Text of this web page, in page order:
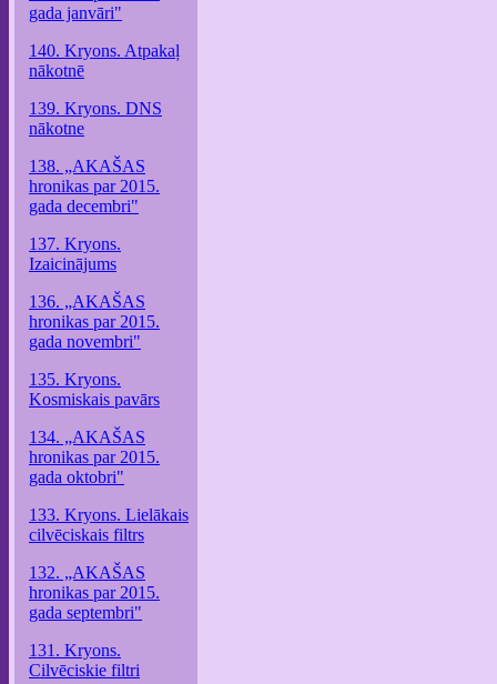
gada janvāri"
140. Kryons. Atpakaļ
nākotnē
139. Kryons. DNS
nākotne
138. „AKAŠAS
hronikas par 2015.
gada decembri"
137. Kryons.
Izaicinājums
136. „AKAŠAS
hronikas par 2015.
gada novembri"
135. Kryons.
Kosmiskais pavārs
134. „AKAŠAS
hronikas par 2015.
gada oktobri"
133. Kryons. Lielākais
cilvēciskais filtrs
132. „AKAŠAS
hronikas par 2015.
gada septembri"
131. Kryons.
Cilvēciskie filtri